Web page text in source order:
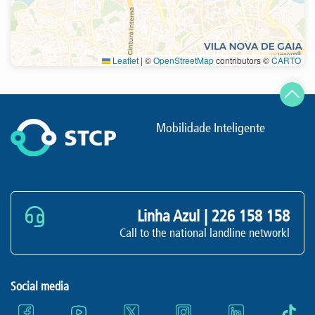
Leaflet | ©OpenStreetMapcontributors ©CARTO
Refresh
Mobilidade Inteligente
Linha Azul | 226 158 158
Call to the national landline networkl
Social media